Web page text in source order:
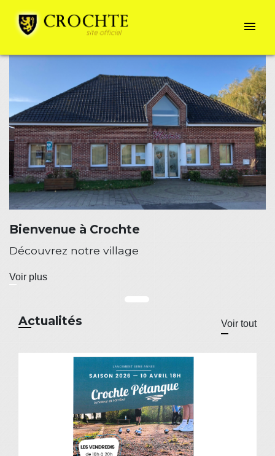
menu
Bienvenue à Crochte
Découvrez notre village
Voir plus
Actualités Voir tout